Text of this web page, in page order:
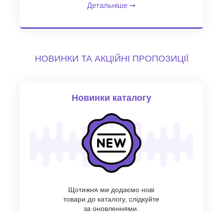
Детальніше ➞
НОВИНКИ ТА АКЦІЙНІ ПРОПОЗИЦІЇ
Новинки каталогу
Щотижня ми додаємо нові
товари до каталогу, слідкуйте
за оновленнями.